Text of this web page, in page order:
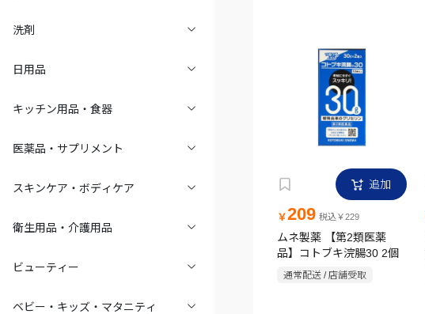
洗剤
日用品
キッチン用品・食器
医薬品・サプリメント
スキンケア・ボディケア
衛生用品・介護用品
ビューティー
ベビー・キッズ・マタニティ
追加
￥209 税込￥229
ムネ製薬 【第2類医薬
品】コトブキ浣腸30 2個
通常配送 / 店舗受取